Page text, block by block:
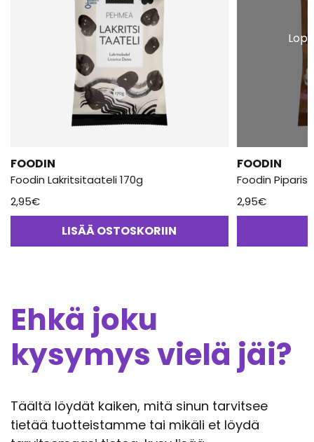
FOODIN
Foodin Lakritsitaateli 170g
2,95€
LISÄÄ OSTOSKORIIN
FOODIN
Foodin
2,95€
Ehkä joku
kysymys vielä jäi?
Täältä löydät kaiken, mitä sinun tarvitsee
tietää tuotteistamme tai mikäli et löydä